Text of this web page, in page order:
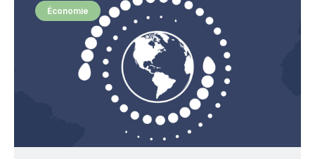
Économie
: